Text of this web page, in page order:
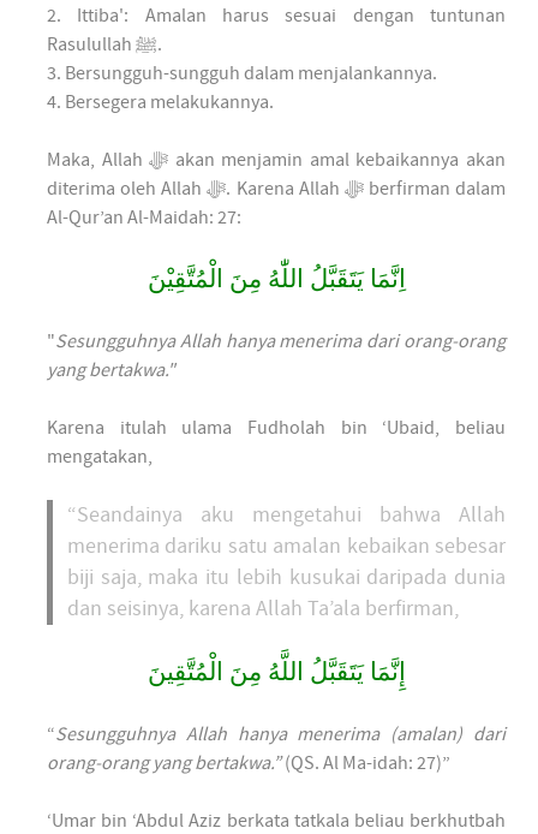
2. Ittiba': Amalan harus sesuai dengan tuntunan
Rasulullah ﷺ.
3. Bersungguh-sungguh dalam menjalankannya.
4. Bersegera melakukannya.
Maka, Allah ﷻ akan menjamin amal kebaikannya akan
diterima oleh Allah ﷻ. Karena Allah ﷻ berfirman dalam
Al-Qur’an Al-Maidah: 27:
اِنَّمَا يَتَقَبَّلُ اللّٰهُ مِنَ الْمُتَّقِيْنَ
"Sesungguhnya Allah hanya menerima dari orang-orang
yang bertakwa."
Karena itulah ulama Fudholah bin ‘Ubaid, beliau
mengatakan,
“Seandainya aku mengetahui bahwa Allah
menerima dariku satu amalan kebaikan sebesar
biji saja, maka itu lebih kusukai daripada dunia
dan seisinya, karena Allah Ta’ala berfirman,
إِنَّمَا يَتَقَبَّلُ اللَّهُ مِنَ الْمُتَّقِينَ
“Sesungguhnya Allah hanya menerima (amalan) dari
orang-orang yang bertakwa.”(QS. Al Ma-idah: 27)”
‘Umar bin ‘Abdul Aziz berkata tatkala beliau berkhutbah